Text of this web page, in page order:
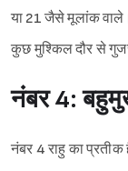
या 21 जैसे मूलांक वाले
कुछ मुश्किल दौर से
नंबर 4:
नंबर 4 राहु का